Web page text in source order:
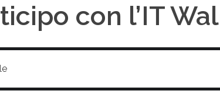
con l’IT